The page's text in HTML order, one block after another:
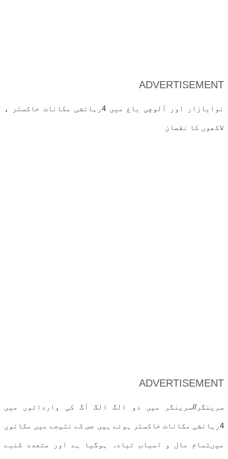
ADVERTISEMENT
نوابازار اور آلوچی باغ میں 4رہائشی مکانات خاکستر ،
لاکھوں کا نقصان
ADVERTISEMENT
سرینگر//سرینگر میں دو الگ الگ آگ کی وارداتوں میں
4رہائشی مکانات خاکستر ہوئے ہیں جس کے نتیجے میں مکانوں
میںتمام مال و اسباب تبادہ ہوگیا ہے اور متعدد کنبے